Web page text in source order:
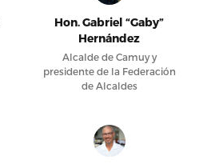
Hon. Gabriel “Gaby”
Hernández
Alcalde de Camuy y
presidente de la Federación
de Alcaldes